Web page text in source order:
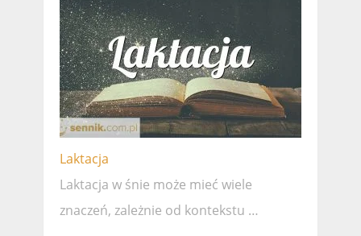
Laktacja
Laktacja w śnie może mieć wiele
znaczeń, zależnie od kontekstu …